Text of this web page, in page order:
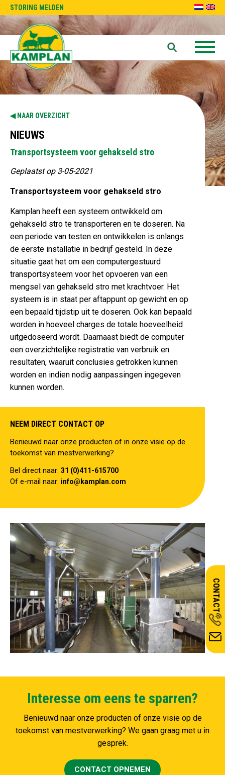
STORING MELDEN
NAAR OVERZICHT
NIEUWS
Transportsysteem voor gehakseld stro
Geplaatst op 3-05-2021
Transportsysteem voor gehakseld stro
Kamplan heeft een systeem ontwikkeld om
gehakseld stro te transporteren en te doseren. Na
een periode van testen en ontwikkelen is onlangs
de eerste installatie in bedrijf gesteld. In deze
situatie gaat het om een computergestuurd
transportsysteem voor het opvoeren van een
mengsel van gehakseld stro met krachtvoer. Het
systeem is in staat per aftappunt op gewicht en op
een bepaald tijdstip uit te doseren. Ook kan bepaald
worden in hoeveel charges de totale hoeveelheid
uitgedoseerd wordt. Daarnaast biedt de computer
een overzichtelijke registratie van verbruik en
resultaten, waaruit conclusies getrokken kunnen
worden en indien nodig aanpassingen ingegeven
kunnen worden.
NEEM DIRECT CONTACT OP
Benieuwd naar onze producten of in onze visie op de
toekomst van mestverwerking?
Bel direct naar: 31 (0)411-615700
Of e-mail naar: info@kamplan.com
Interesse om eens te sparren?
Benieuwd naar onze producten of onze visie op de
toekomst van mestverwerking? We gaan graag met u in
gesprek.
CONTACT OPNEMEN
CONTACT